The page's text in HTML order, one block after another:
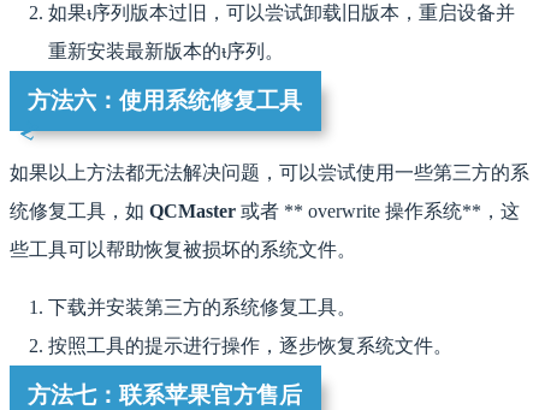
如果ᵼ序列版本过旧，可以尝试卸载旧版本，重启设备并
重新安装最新版本的ᵼ序列。
方法六：使用系统修复工具
如果以上方法都无法解决问题，可以尝试使用一些第三方的系
统修复工具，如 QCMaster 或者 ** overwrite 操作系统**，这
些工具可以帮助恢复被损坏的系统文件。
下载并安装第三方的系统修复工具。
按照工具的提示进行操作，逐步恢复系统文件。
方法七：联系苹果官方售后